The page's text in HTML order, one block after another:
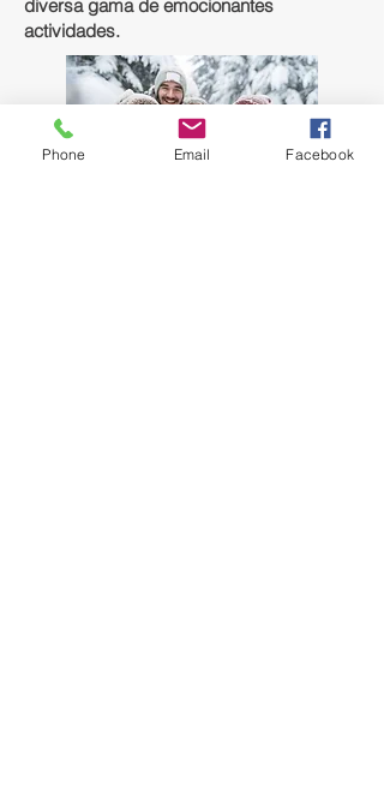
diversa gama de emocionantes
actividades.
Phone Email Facebook